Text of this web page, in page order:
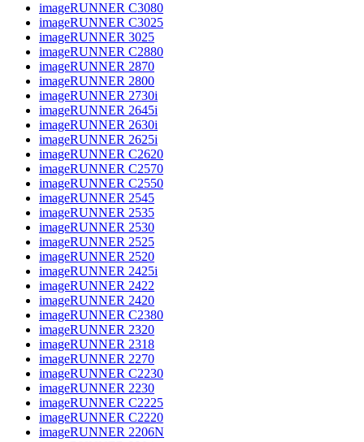
imageRUNNER C3080
imageRUNNER C3025
imageRUNNER 3025
imageRUNNER C2880
imageRUNNER 2870
imageRUNNER 2800
imageRUNNER 2730i
imageRUNNER 2645i
imageRUNNER 2630i
imageRUNNER 2625i
imageRUNNER C2620
imageRUNNER C2570
imageRUNNER C2550
imageRUNNER 2545
imageRUNNER 2535
imageRUNNER 2530
imageRUNNER 2525
imageRUNNER 2520
imageRUNNER 2425i
imageRUNNER 2422
imageRUNNER 2420
imageRUNNER C2380
imageRUNNER 2320
imageRUNNER 2318
imageRUNNER 2270
imageRUNNER C2230
imageRUNNER 2230
imageRUNNER C2225
imageRUNNER C2220
imageRUNNER 2206N